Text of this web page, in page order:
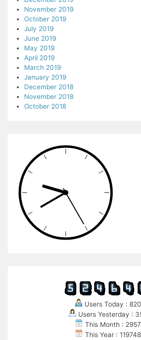
November 2019
October 2019
July 2019
June 2019
May 2019
April 2019
March 2019
January 2019
December 2018
November 2018
October 2018
Users Today : 820
Users Yesterday :
This Month : 2957
This Year : 119748